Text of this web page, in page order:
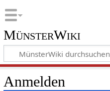
MünsterWiki
Anmelden